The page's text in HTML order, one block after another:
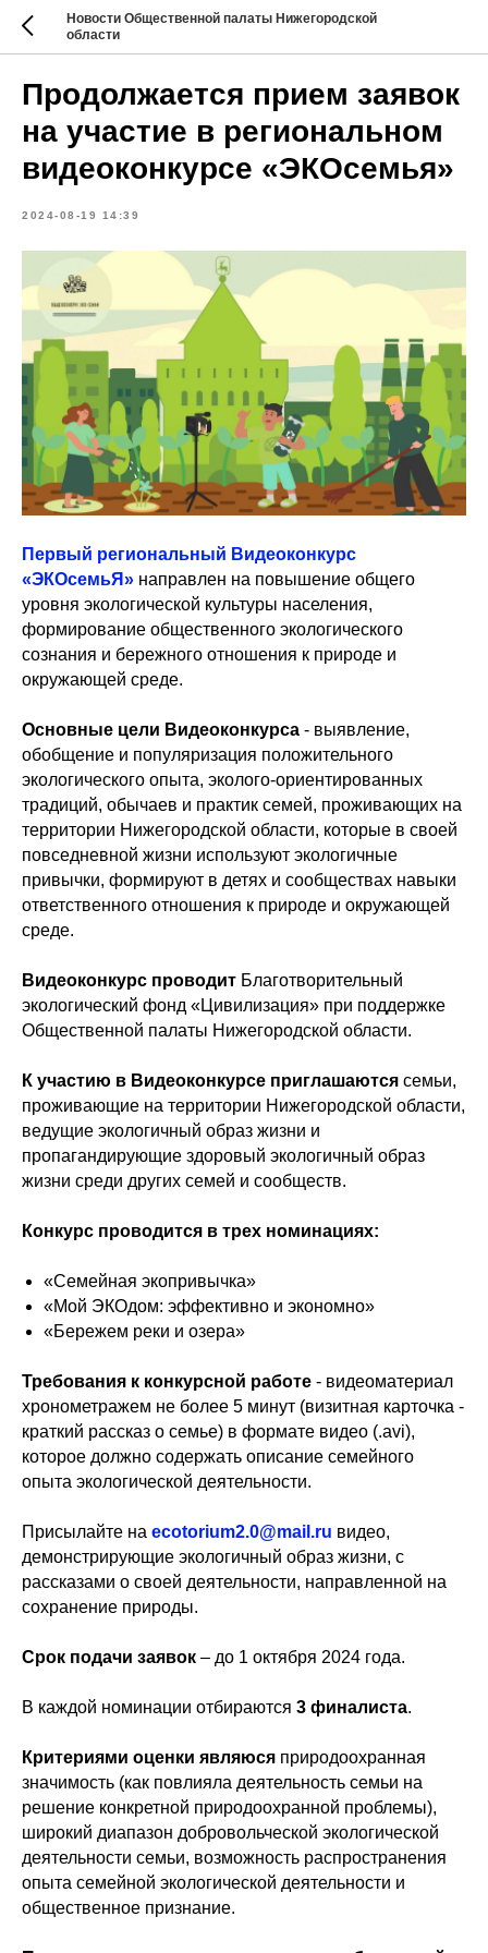
Новости Общественной палаты Нижегородской
области
Продолжается прием заявок
на участие в региональном
видеоконкурсе «ЭКОсемья»
2024-08-19 14:39
Первый региональный Видеоконкурс
«ЭКОсемьЯ» направлен на повышение общего
уровня экологической культуры населения,
формирование общественного экологического
сознания и бережного отношения к природе и
окружающей среде.
Основные цели Видеоконкурса - выявление,
обобщение и популяризация положительного
экологического опыта, эколого-ориентированных
традиций, обычаев и практик семей, проживающих на
территории Нижегородской области, которые в своей
повседневной жизни используют экологичные
привычки, формируют в детях и сообществах навыки
ответственного отношения к природе и окружающей
среде.
Видеоконкурс проводит Благотворительный
экологический фонд «Цивилизация» при поддержке
Общественной палаты Нижегородской области.
К участию в Видеоконкурсе приглашаются семьи,
проживающие на территории Нижегородской области,
ведущие экологичный образ жизни и
пропагандирующие здоровый экологичный образ
жизни среди других семей и сообществ.
Конкурс проводится в трех номинациях:
«Семейная экопривычка»
«Мой ЭКОдом: эффективно и экономно»
«Бережем реки и озера»
Требования к конкурсной работе - видеоматериал
хронометражем не более 5 минут (визитная карточка -
краткий рассказ о семье) в формате видео (.avi),
которое должно содержать описание семейного
опыта экологической деятельности.
Присылайте на ecotorium2.0@mail.ru видео,
демонстрирующие экологичный образ жизни, с
рассказами о своей деятельности, направленной на
сохранение природы.
Срок подачи заявок – до 1 октября 2024 года.
В каждой номинации отбираются 3 финалиста.
Критериями оценки являюся природоохранная
значимость (как повлияла деятельность семьи на
решение конкретной природоохранной проблемы),
широкий диапазон добровольческой экологической
деятельности семьи, возможность распространения
опыта семейной экологической деятельности и
общественное признание.